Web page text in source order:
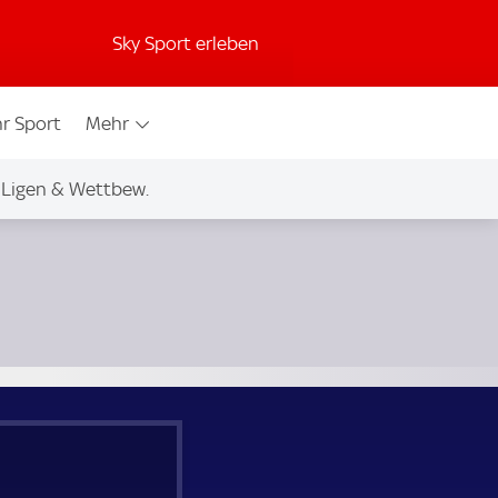
Sky Sport erleben
Sport Mehr
Ligen & Wettbew.